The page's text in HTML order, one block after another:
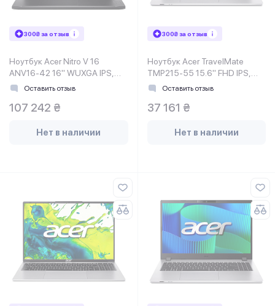
300₴ за отзыв
Ноутбук Acer Nitro V 16
ANV16-42 16" WUXGA IPS,
AMD R7-260, 32GB, F1TB,
Оставить отзыв
107 242 ₴
Нет в наличии
300₴ за отзыв
Ноутбук Acer TravelMate
TMP215-55 15.6" FHD IPS,
Intel U5-115U, 16GB, F1TB,
Оставить отзыв
37 161 ₴
Нет в наличии